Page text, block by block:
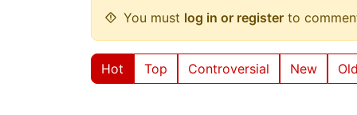
You must log in or register to
Hot Top Controversial New Old